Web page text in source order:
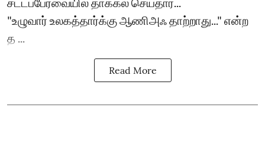
"உழுவார் உலகத்தார்க்கு ஆணிஅஃ தாற்றாது..." என்ற
த ...
Read More